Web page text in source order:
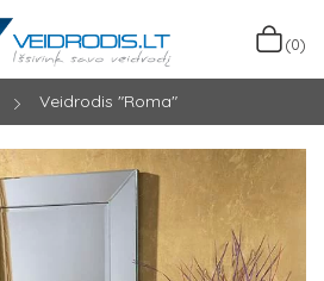
(0)
Veidrodis "Roma"